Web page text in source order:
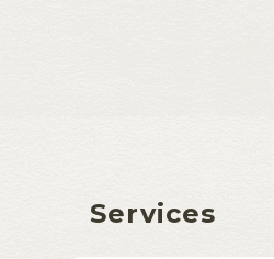
Services